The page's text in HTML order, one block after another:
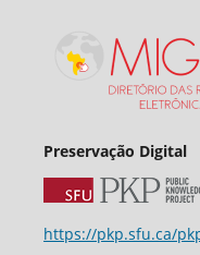
Preservação Digital
https://pkp.sfu.ca/